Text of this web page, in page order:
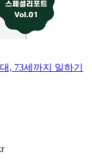
, 73세까지 일하기